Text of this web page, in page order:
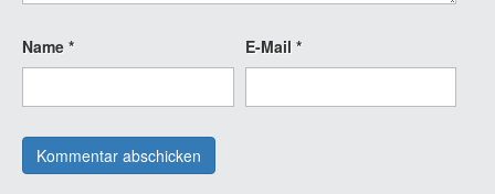
Name * E-Mail *